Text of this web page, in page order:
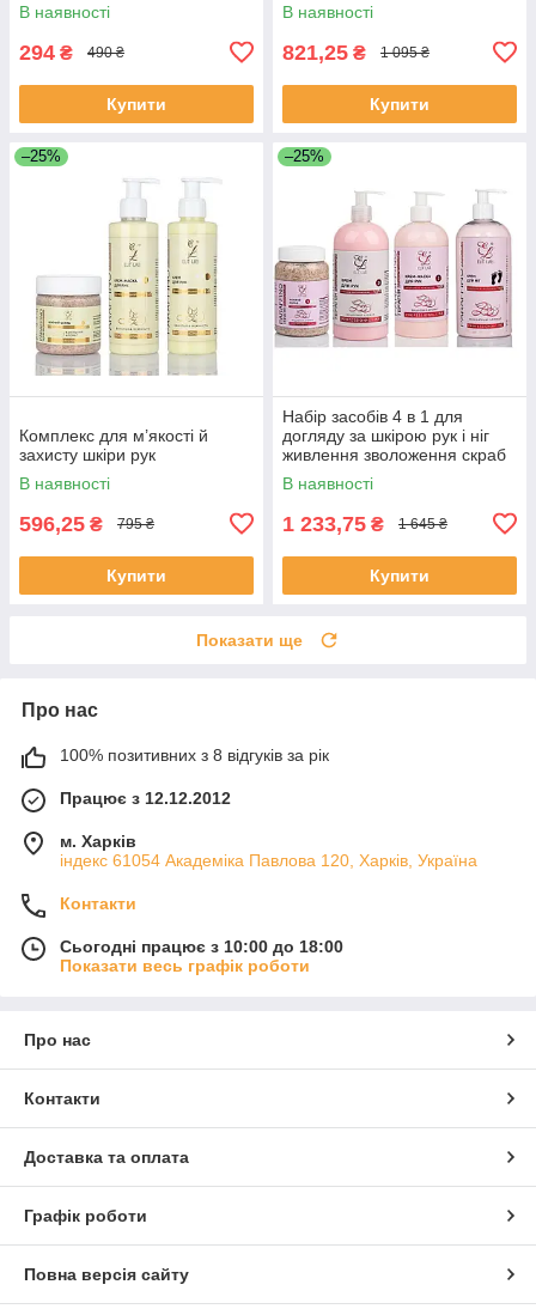
В наявності
294 ₴ 490 ₴
Купити
В наявності
821,25 ₴ 1 095 ₴
Купити
–25%
Комплекс для м’якості й
захисту шкіри рук
В наявності
596,25 ₴ 795 ₴
Купити
–25%
Набір засобів 4 в 1 для
догляду за шкірою рук і ніг
живлення зволоження скраб
маска крем ВЕЛИКИЙ Elit Lab
вишня
В наявності
1 233,75 ₴ 1 645 ₴
Купити
Показати ще
Про нас
100% позитивних з 8 відгуків за рік
Працює з 12.12.2012
м. Харків
індекс 61054 Академіка Павлова 120, Харків, Україна
Контакти
Сьогодні працює з 10:00 до 18:00
Показати весь графік роботи
Про нас
Контакти
Доставка та оплата
Графік роботи
Повна версія сайту